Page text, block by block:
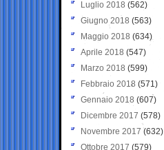
Luglio 2018 (562)
Giugno 2018 (563)
Maggio 2018 (634)
Aprile 2018 (547)
Marzo 2018 (599)
Febbraio 2018 (571)
Gennaio 2018 (607)
Dicembre 2017 (578)
Novembre 2017 (632)
Ottobre 2017 (579)